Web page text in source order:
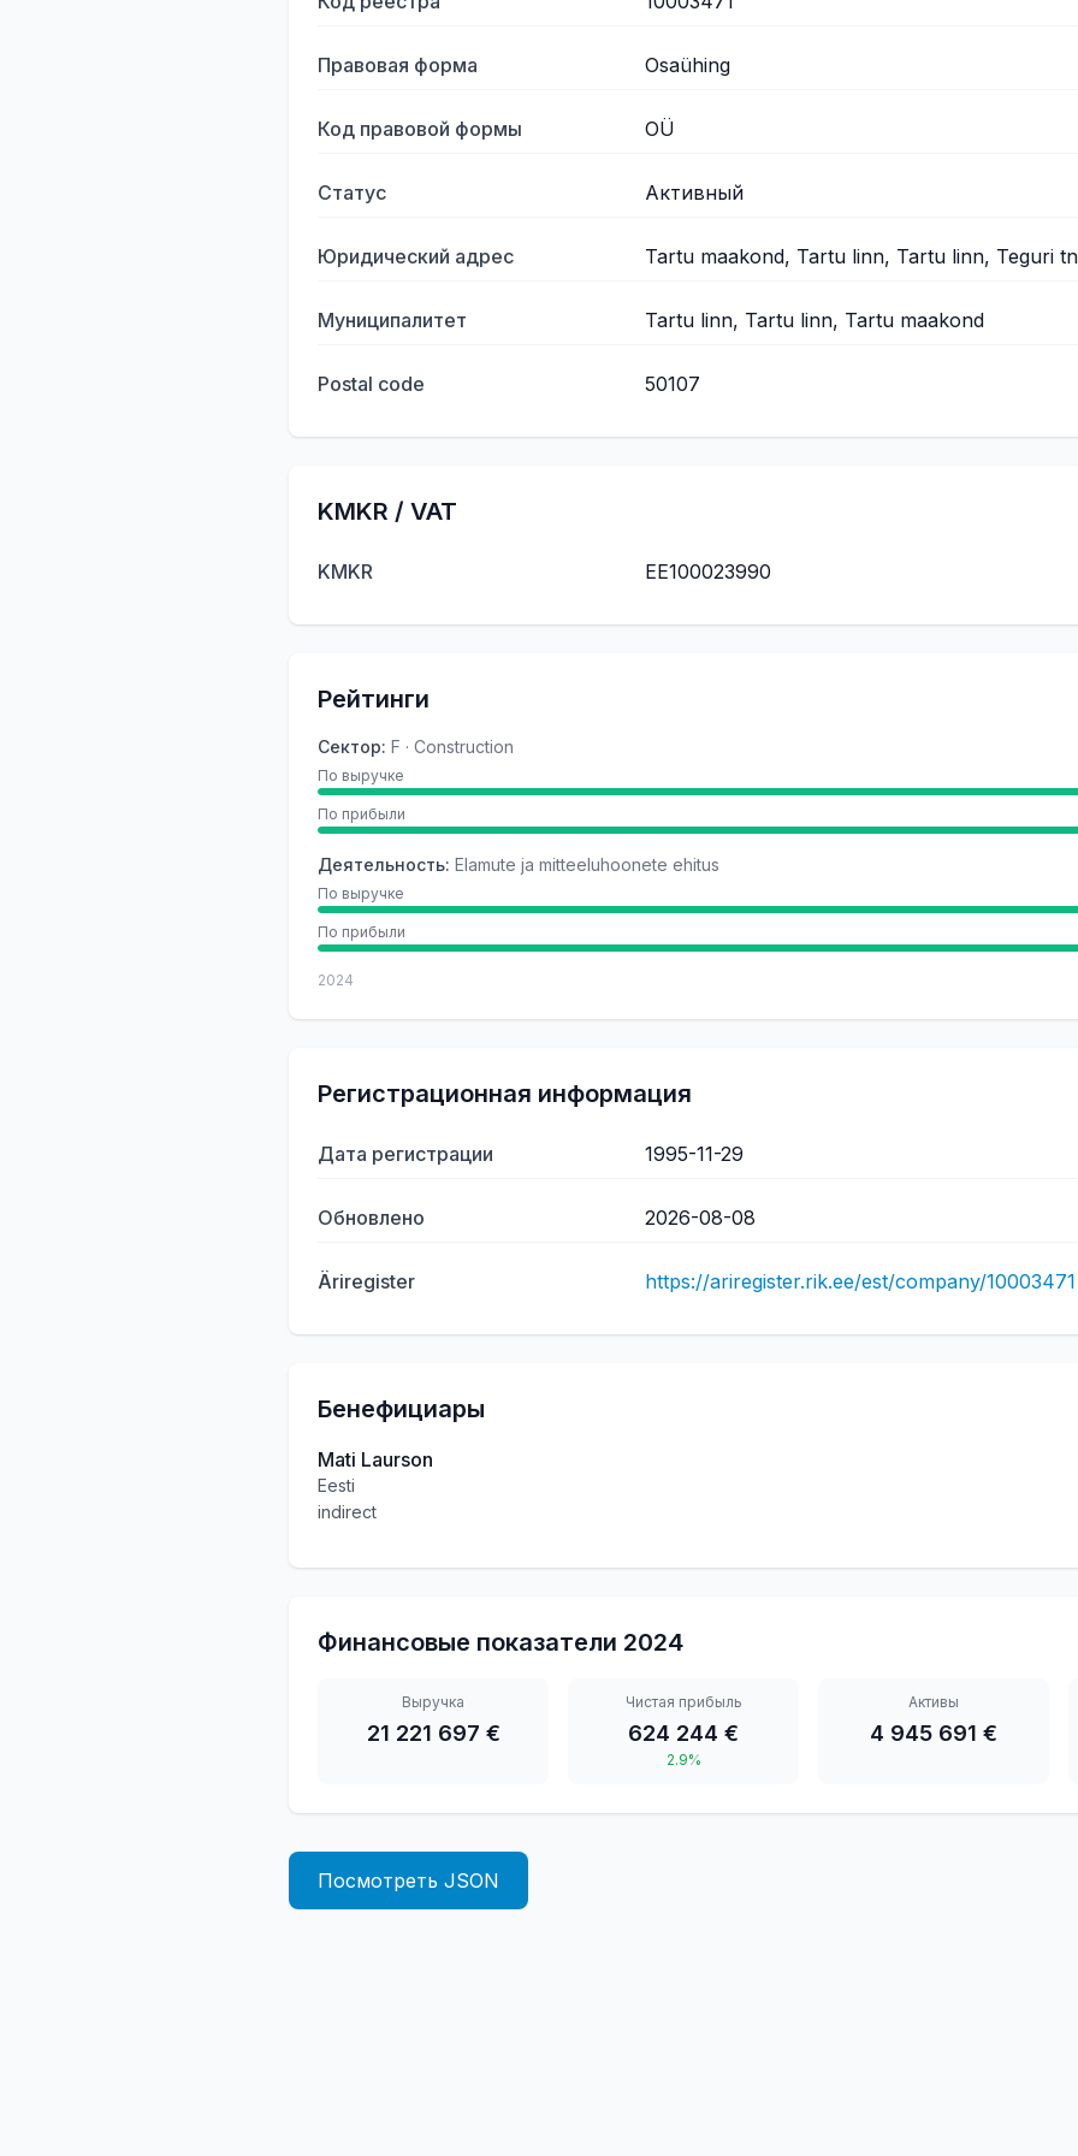
Правовая форма Osaühing
Код правовой формы OÜ
Статус Активный
Юридический адрес Tartu maakond, Tartu linn, Tartu linn, Teguri
Муниципалитет Tartu linn, Tartu linn, Tartu maakond
Postal code 50107
KMKR / VAT
KMKR EE100023990
Рейтинги
Сектор: F · Construction
По выручке
По прибыли
Деятельность: Elamute ja mitteeluhoonete ehitus
По выручке
По прибыли
2024
Регистрационная информация
Дата регистрации 1995-11-29
Обновлено 2026-08-08
Äriregister https://ariregister.rik.ee/est/company/10003471
Бенефициары
Mati Laurson
Eesti
indirect
Финансовые показатели 2024
Выручка
21 221 697 €
Чистая прибыль
624 244 €
2.9%
Активы
4 945 691 €
Посмотреть JSON